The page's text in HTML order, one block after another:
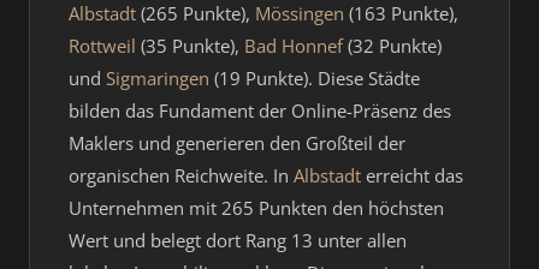
Albstadt (265 Punkte), Mössingen (163 Punkte),
Rottweil (35 Punkte), Bad Honnef(32 Punkte)
und Sigmaringen (19 Punkte). Diese Städte
bilden das Fundament der Online-Präsenz des
Maklers und generieren den Großteil der
organischen Reichweite. In Albstadt erreicht das
Unternehmen mit 265 Punkten den höchsten
Wert und belegt dort Rang 13 unter allen